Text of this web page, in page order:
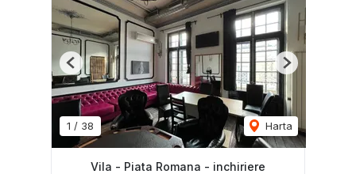
1 / 38 Harta
Previous Next
Vila - Piata Romana - inchiriere